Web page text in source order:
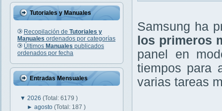
Tutoriales y Manuales
Recopilación de Tutoriales y
Manuales ordenados por categorías
Últimos Manuales publicados
ordenados por fecha
Entradas Mensuales
▼ 2026 (Total: 6179 )
►agosto(Total: 187 )
Samsung ha
los primeros
panel en
tiempos para
varias tareas